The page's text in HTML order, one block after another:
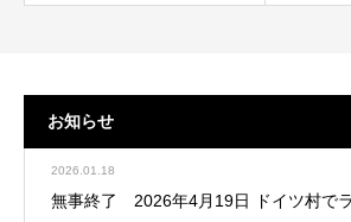
お知らせ
2026.01.18
無事終了 2026年4月19日 ドイツ村で